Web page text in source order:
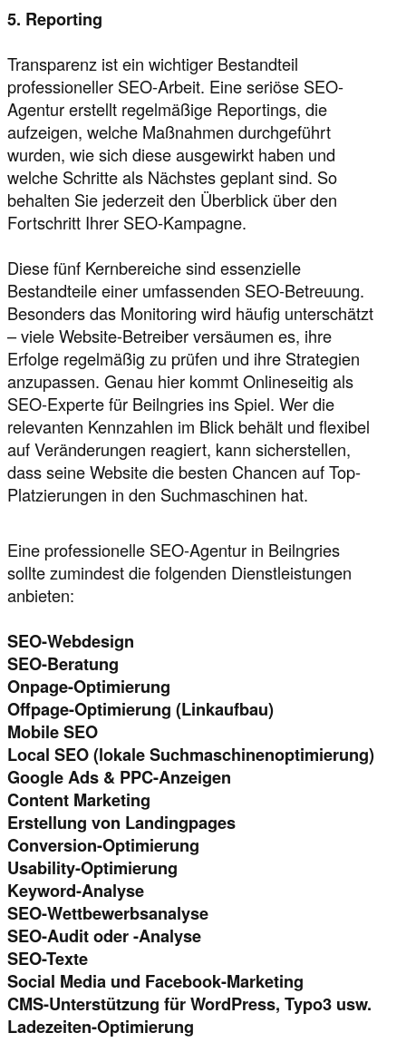
5. Reporting
Transparenz ist ein wichtiger Bestandteil
professioneller SEO-Arbeit. Eine seriöse SEO-
Agentur erstellt regelmäßige Reportings, die
aufzeigen, welche Maßnahmen durchgeführt
wurden, wie sich diese ausgewirkt haben und
welche Schritte als Nächstes geplant sind. So
behalten Sie jederzeit den Überblick über den
Fortschritt Ihrer SEO-Kampagne.
Diese fünf Kernbereiche sind essenzielle
Bestandteile einer umfassenden SEO-Betreuung.
Besonders das Monitoring wird häufig unterschätzt
– viele Website-Betreiber versäumen es, ihre
Erfolge regelmäßig zu prüfen und ihre Strategien
anzupassen. Genau hier kommt Onlineseitig als
SEO-Experte für Beilngries ins Spiel. Wer die
relevanten Kennzahlen im Blick behält und flexibel
auf Veränderungen reagiert, kann sicherstellen,
dass seine Website die besten Chancen auf Top-
Platzierungen in den Suchmaschinen hat.
Eine professionelle SEO-Agentur in Beilngries
sollte zumindest die folgenden Dienstleistungen
anbieten:
SEO-Webdesign
SEO-Beratung
Onpage-Optimierung
Offpage-Optimierung (Linkaufbau)
Mobile SEO
Local SEO (lokale Suchmaschinenoptimierung)
Google Ads & PPC-Anzeigen
Content Marketing
Erstellung von Landingpages
Conversion-Optimierung
Usability-Optimierung
Keyword-Analyse
SEO-Wettbewerbsanalyse
SEO-Audit oder -Analyse
SEO-Texte
Social Media und Facebook-Marketing
CMS-Unterstützung für WordPress, Typo3 usw.
Ladezeiten-Optimierung